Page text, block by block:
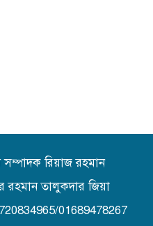
সম্পাদক রিয়াজ রহমান
রহমান তালুকদার জিয়া
01689478267